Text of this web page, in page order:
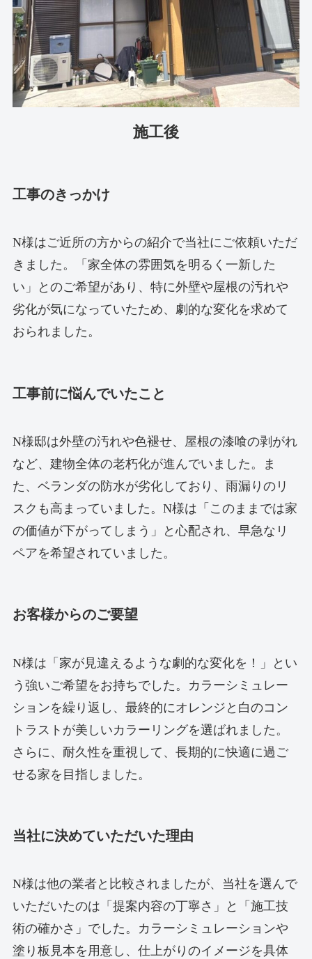
施工後
工事のきっかけ
N様はご近所の方からの紹介で当社にご依頼いただ
きました。「家全体の雰囲気を明るく一新した
い」とのご希望があり、特に外壁や屋根の汚れや
劣化が気になっていたため、劇的な変化を求めて
おられました。
工事前に悩んでいたこと
N様邸は外壁の汚れや色褪せ、屋根の漆喰の剥がれ
など、建物全体の老朽化が進んでいました。ま
た、ベランダの防水が劣化しており、雨漏りのリ
スクも高まっていました。N様は「このままでは家
の価値が下がってしまう」と心配され、早急なリ
ペアを希望されていました。
お客様からのご要望
N様は「家が見違えるような劇的な変化を！」とい
う強いご希望をお持ちでした。カラーシミュレー
ションを繰り返し、最終的にオレンジと白のコン
トラストが美しいカラーリングを選ばれました。
さらに、耐久性を重視して、長期的に快適に過ご
せる家を目指しました。
当社に決めていただいた理由
N様は他の業者と比較されましたが、当社を選んで
いただいたのは「提案内容の丁寧さ」と「施工技
術の確かさ」でした。カラーシミュレーションや
塗り板見本を用意し、仕上がりのイメージを具体